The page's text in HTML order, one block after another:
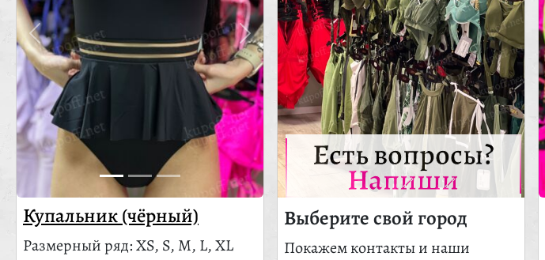
Есть вопросы?
Напиши
Выберите свой город
Покажем контакты и наши
Купальник (чёрный)
Размерный ряд: XS, S, M, L, XL